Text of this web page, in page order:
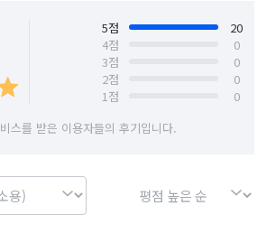
되지 않도록
어컨청소 등등
테일한 청소!
5점
20
4점
0
3점
0
2점
0
1점
0
스를 받은 이용자들의 후기입니다.